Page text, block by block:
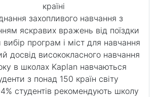
країні
захопливого навчання з
яскравих вражень від поїздки
програм і міст для навчання
досвід висококласного навчання
в школах Kaplan навчаються
з понад 150 країн світу
студентів рекомендують школу